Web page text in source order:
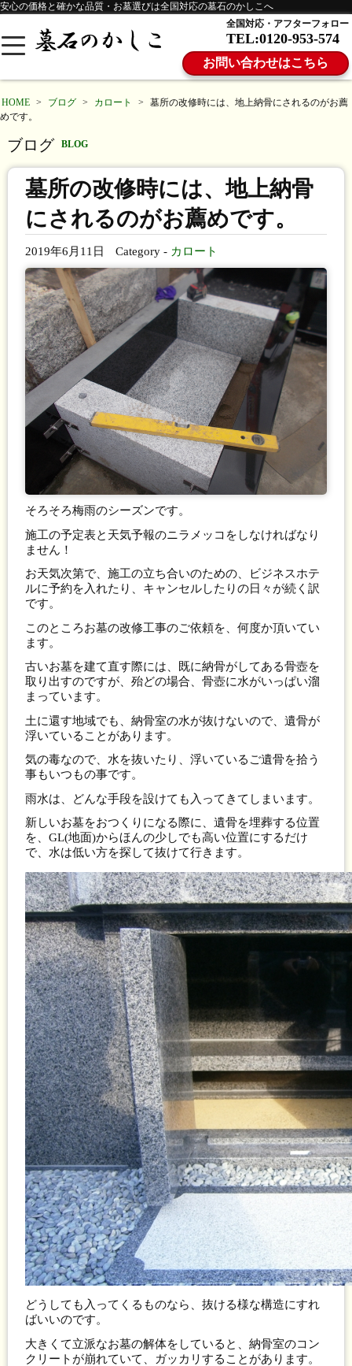
安心の価格と確かな品質・お墓選びは全国対応の墓石のかしこへ
全国対応・アフターフォロー
TEL:0120-953-574
お問い合わせはこちら
HOME > ブログ > カロート >
墓所の改修時には、地上納骨にされるのがお薦
めです。
ブログ BLOG
墓所の改修時には、地上納骨
にされるのがお薦めです。
2019年6月11日 Category - カロート
そろそろ梅雨のシーズンです。
施工の予定表と天気予報のニラメッコをしなければなり
ません！
お天気次第で、施工の立ち合いのための、ビジネスホテ
ルに予約を入れたり、キャンセルしたりの日々が続く訳
です。
このところお墓の改修工事のご依頼を、何度か頂いてい
ます。
古いお墓を建て直す際には、既に納骨がしてある骨壺を
取り出すのですが、殆どの場合、骨壺に水がいっぱい溜
まっています。
土に還す地域でも、納骨室の水が抜けないので、遺骨が
浮いていることがあります。
気の毒なので、水を抜いたり、浮いているご遺骨を拾う
事もいつもの事です。
雨水は、どんな手段を設けても入ってきてしまいます。
新しいお墓をおつくりになる際に、遺骨を埋葬する位置
を、GL(地面)からほんの少しでも高い位置にするだけ
で、水は低い方を探して抜けて行きます。
どうしても入ってくるものなら、抜ける様な構造にすれ
ばいいのです。
大きくて立派なお墓の解体をしていると、納骨室のコン
クリートが崩れていて、ガッカリすることがあります。